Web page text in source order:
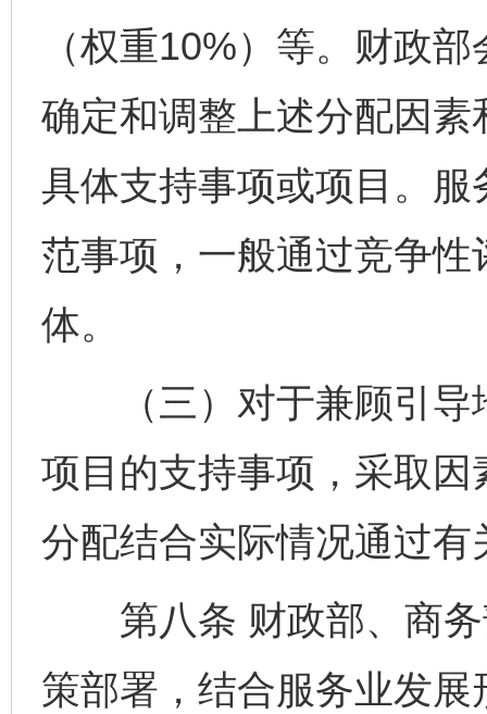
（权重10%）等。财政
确定和调整上述分配因
具体支持事项或项目。
范事项，一般通过竞争
体。
（三）对于兼顾引导
项目的支持事项，采取
分配结合实际情况通过
第八条 财政部、商务
策部署，结合服务业发